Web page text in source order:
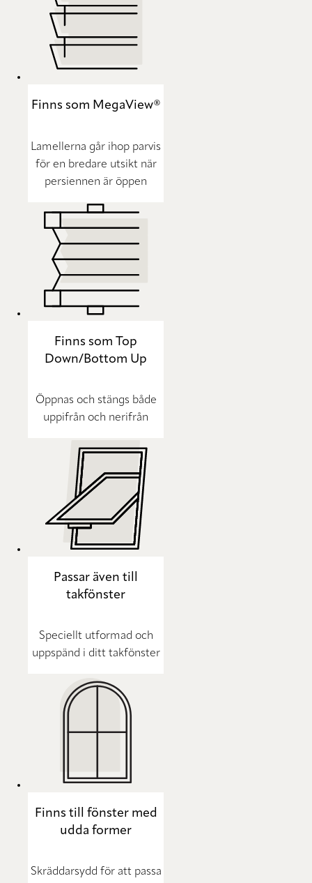
Finns som MegaView®
Lamellerna går ihop parvis
för en bredare utsikt när
persiennen är öppen
Finns som Top
Down/Bottom Up
Öppnas och stängs både
uppifrån och nerifrån
Passar även till
takfönster
Speciellt utformad och
uppspänd i ditt takfönster
Finns till fönster med
udda former
Skräddarsydd för att passa